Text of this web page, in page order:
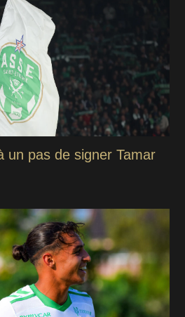
un pas de signer Tamar